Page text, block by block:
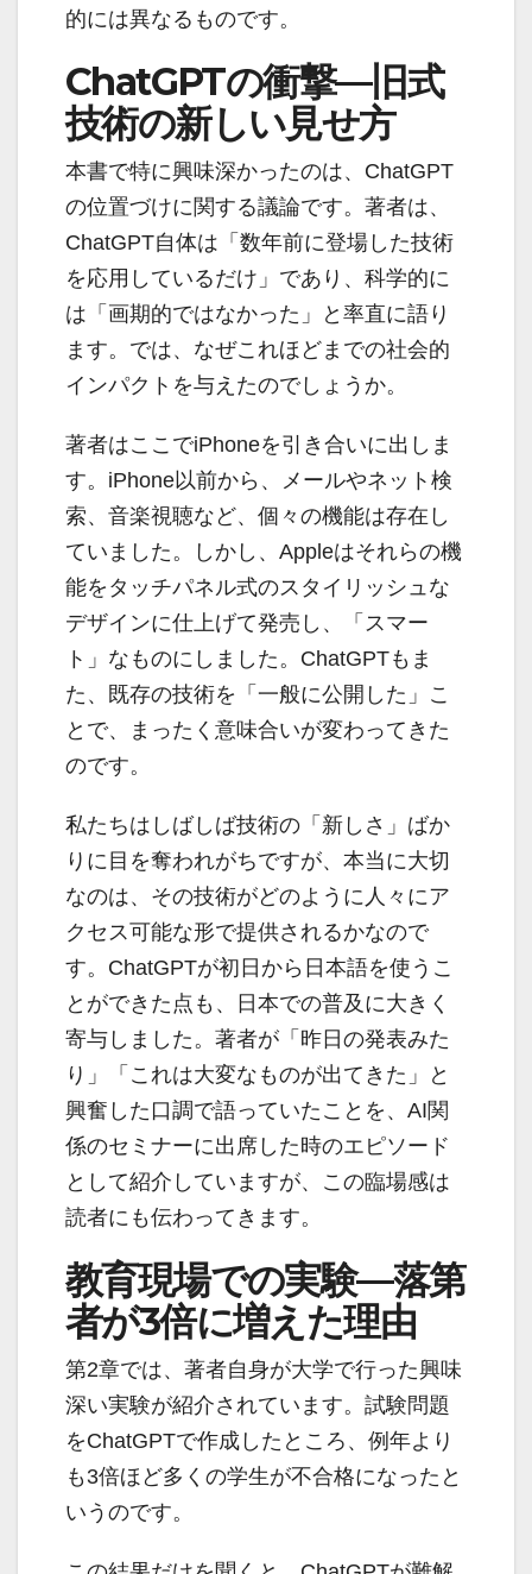
的には異なるものです。
ChatGPTの衝撃—旧式
技術の新しい見せ方
本書で特に興味深かったのは、ChatGPT
の位置づけに関する議論です。著者は、
ChatGPT自体は「数年前に登場した技術
を応用しているだけ」であり、科学的に
は「画期的ではなかった」と率直に語り
ます。では、なぜこれほどまでの社会的
インパクトを与えたのでしょうか。
著者はここでiPhoneを引き合いに出しま
す。iPhone以前から、メールやネット検
索、音楽視聴など、個々の機能は存在し
ていました。しかし、Appleはそれらの機
能をタッチパネル式のスタイリッシュな
デザインに仕上げて発売し、「スマー
ト」なものにしました。ChatGPTもま
た、既存の技術を「一般に公開した」こ
とで、まったく意味合いが変わってきた
のです。
私たちはしばしば技術の「新しさ」ばか
りに目を奪われがちですが、本当に大切
なのは、その技術がどのように人々にア
クセス可能な形で提供されるかなので
す。ChatGPTが初日から日本語を使うこ
とができた点も、日本での普及に大きく
寄与しました。著者が「昨日の発表みた
り」「これは大変なものが出てきた」と
興奮した口調で語っていたことを、AI関
係のセミナーに出席した時のエピソード
として紹介していますが、この臨場感は
読者にも伝わってきます。
教育現場での実験—落第
者が3倍に増えた理由
第2章では、著者自身が大学で行った興味
深い実験が紹介されています。試験問題
をChatGPTで作成したところ、例年より
も3倍ほど多くの学生が不合格になったと
いうのです。